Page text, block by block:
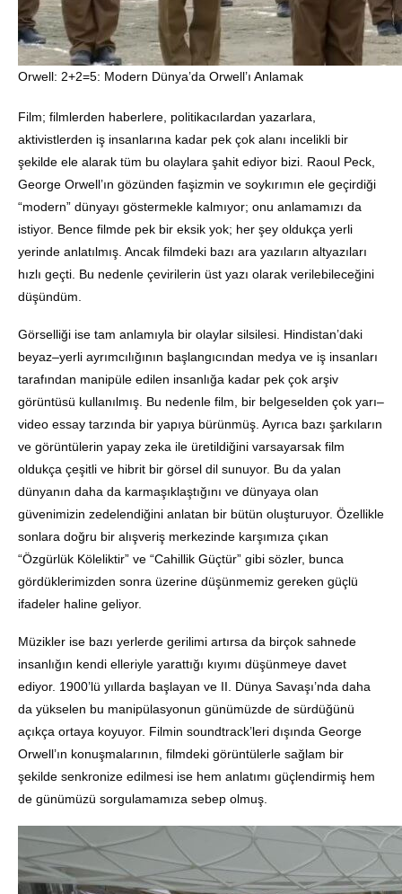
Orwell: 2+2=5: Modern Dünya’da Orwell’ı Anlamak
Film; filmlerden haberlere, politikacılardan yazarlara,
aktivistlerden iş insanlarına kadar pek çok alanı incelikli bir
şekilde ele alarak tüm bu olaylara şahit ediyor bizi. Raoul Peck,
George Orwell’ın gözünden faşizmin ve soykırımın ele geçirdiği
“modern” dünyayı göstermekle kalmıyor; onu anlamamızı da
istiyor. Bence filmde pek bir eksik yok; her şey oldukça yerli
yerinde anlatılmış. Ancak filmdeki bazı ara yazıların altyazıları
hızlı geçti. Bu nedenle çevirilerin üst yazı olarak verilebileceğini
düşündüm.
Görselliği ise tam anlamıyla bir olaylar silsilesi. Hindistan’daki
beyaz–yerli ayrımcılığının başlangıcından medya ve iş insanları
tarafından manipüle edilen insanlığa kadar pek çok arşiv
görüntüsü kullanılmış. Bu nedenle film, bir belgeselden çok yarı–
video essay tarzında bir yapıya bürünmüş. Ayrıca bazı şarkıların
ve görüntülerin yapay zeka ile üretildiğini varsayarsak film
oldukça çeşitli ve hibrit bir görsel dil sunuyor. Bu da yalan
dünyanın daha da karmaşıklaştığını ve dünyaya olan
güvenimizin zedelendiğini anlatan bir bütün oluşturuyor. Özellikle
sonlara doğru bir alışveriş merkezinde karşımıza çıkan
“Özgürlük Köleliktir” ve “Cahillik Güçtür” gibi sözler, bunca
gördüklerimizden sonra üzerine düşünmemiz gereken güçlü
ifadeler haline geliyor.
Müzikler ise bazı yerlerde gerilimi artırsa da birçok sahnede
insanlığın kendi elleriyle yarattığı kıyımı düşünmeye davet
ediyor. 1900’lü yıllarda başlayan ve II. Dünya Savaşı’nda daha
da yükselen bu manipülasyonun günümüzde de sürdüğünü
açıkça ortaya koyuyor. Filmin soundtrack’leri dışında George
Orwell’ın konuşmalarının, filmdeki görüntülerle sağlam bir
şekilde senkronize edilmesi ise hem anlatımı güçlendirmiş hem
de günümüzü sorgulamamıza sebep olmuş.